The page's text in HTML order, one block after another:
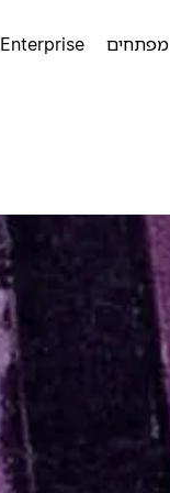
מפתחים Enterprise